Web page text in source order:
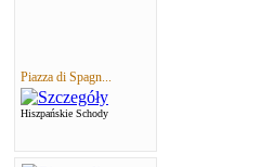
Piazza di Spagn...
Hiszpańskie Schody